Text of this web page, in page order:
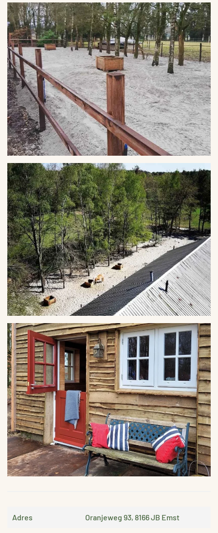
VERGROTEN
VERGROTEN
VERGROTEN
Adres Oranjeweg 93, 8166 JB Emst